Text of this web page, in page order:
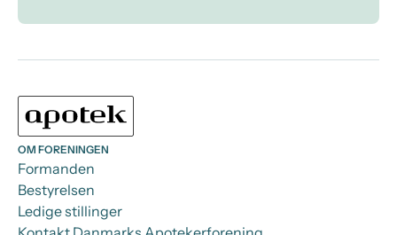
OM FORENINGEN
Formanden
Bestyrelsen
Ledige stillinger